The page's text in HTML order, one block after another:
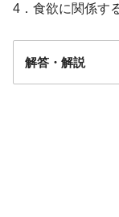
4．食欲に関係す
解答・解説